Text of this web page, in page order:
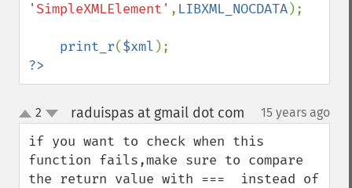
'SimpleXMLElement' , LIBXML_NOCDATA);
print_r($xml
?>
up
down
2 raduispas at gmail dot com 15 years ago
if you want to check when this
function fails,make sure to compare
the return value with ===  instead of